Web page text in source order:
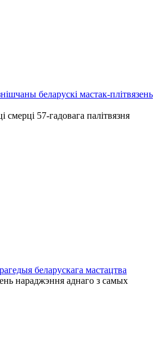
беларускі мастак-плітвязень
смерці 57-гадовага палітвязня
беларускага мастацтва
нараджэння аднаго з самых